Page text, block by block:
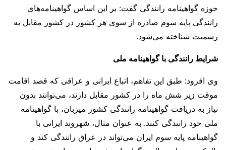
حوزه گواهینامه رانندگی گفت: بر این اساس گواهینامه‌های
رانندگی پایه سوم صادره از سوی هر کشور در کشور مقابل به
رسمیت شناخته می‌شود.
شرایط رانندگی با گواهینامه ملی
وی افزود: طبق این تفاهم، اتباع ایرانی و عراقی که قصد اقامت
موقت زیر شش ماه را در کشور مقابل دارند، می‌توانند بدون
نیاز به دریافت گواهینامه رانندگی کشور میزبان، با گواهینامه
ملی خود رانندگی کنند. به عنوان مثال، شهروند ایرانی با
گواهینامه پایه سوم ایران می‌تواند در عراق رانندگی کند و